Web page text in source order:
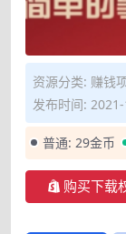
资源分类: 赚钱
发布时间:
普通: 29金币
购买下载